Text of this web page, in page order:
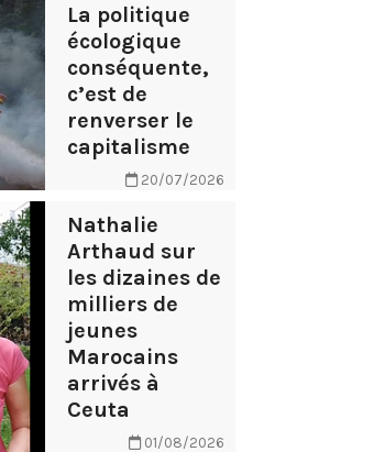
La politique
écologique
conséquente,
c’est de
renverser le
capitalisme
20/07/2026
Nathalie
Arthaud sur
les dizaines de
milliers de
jeunes
Marocains
arrivés à
Ceuta
01/08/2026